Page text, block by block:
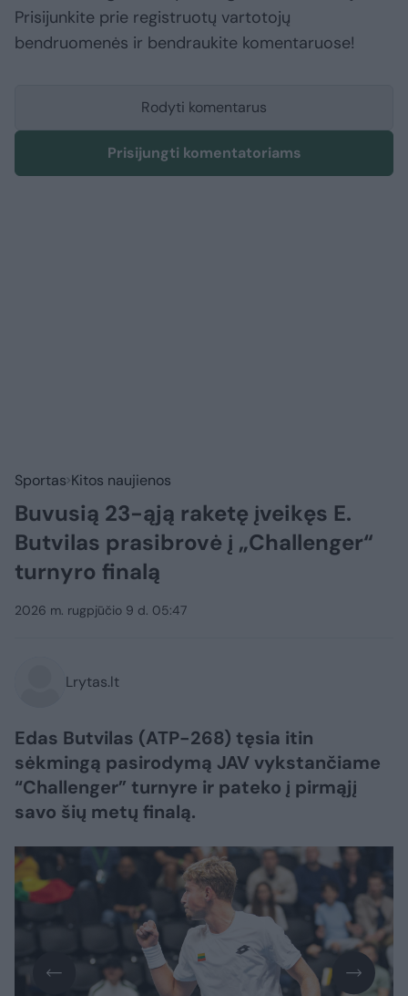
Prisijunkite prie registruotų vartotojų
bendruomenės ir bendraukite komentaruose!
Rodyti komentarus
Prisijungti komentatoriams
Sportas Kitos naujienos
Buvusią 23-ąją raketę įveikęs E.
Butvilas prasibrovė į „Challenger“
turnyro finalą
2026 m. rugpjūčio 9 d. 05:47
Lrytas.lt
Edas Butvilas (ATP-268) tęsia itin
sėkmingą pasirodymą JAV vykstančiame
“Challenger” turnyre ir pateko į pirmąjį
savo šių metų finalą.